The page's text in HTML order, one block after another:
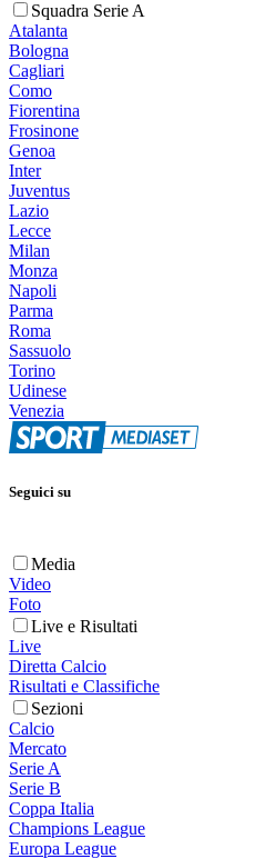
Squadra Serie A
Atalanta
Bologna
Cagliari
Como
Fiorentina
Frosinone
Genoa
Inter
Juventus
Lazio
Lecce
Milan
Monza
Napoli
Parma
Roma
Sassuolo
Torino
Udinese
Venezia
Seguici su
Media
Video
Foto
Live e Risultati
Live
Diretta Calcio
Risultati e Classifiche
Sezioni
Calcio
Mercato
Serie A
Serie B
Coppa Italia
Champions League
Europa League